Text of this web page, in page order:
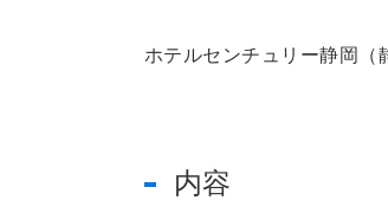
ホテルセンチュリー静岡（
内容